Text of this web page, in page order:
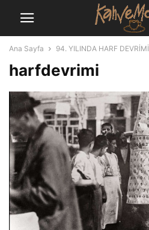
Ana Sayfa 94. YILINDA HARF DEVRİMİ
harfdevrimi